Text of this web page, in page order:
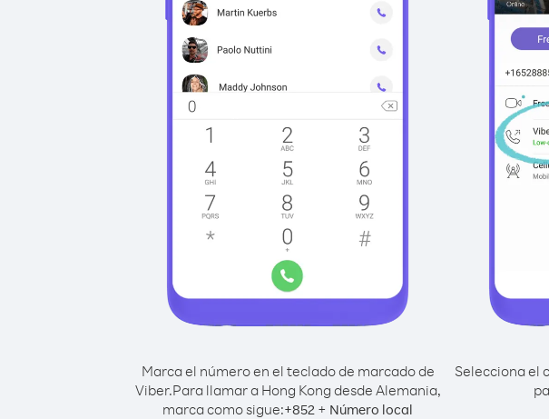
Marca el número en el teclado de marcado de
Viber.Para llamar a Hong Kong desde Alemania,
marca como sigue:+852 + Número local
Selecciona el